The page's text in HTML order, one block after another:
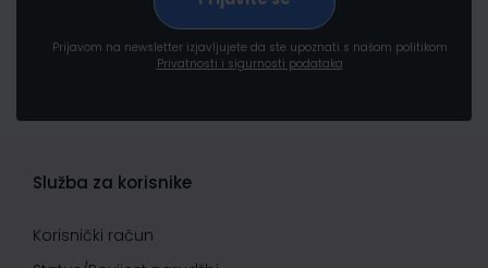
Prijavom na newsletter izjavljujete da ste upoznati s našom politikom
Privatnosti i sigurnosti podataka
Služba za korisnike
Korisnički račun